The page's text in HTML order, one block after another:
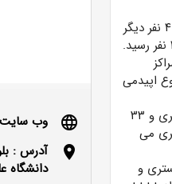
با فوت ۴ نفر دیگر
در مراکز
اپیدمی
به گفته وی در ۲۴ ساعت گذشته ۳۱ بیمار با علائم مشکوک به کرونا بستری و ۳۳
بستری می
تا کنون در استان ۹۶۹۹ نفر بستری و
language
وب سایت
location_on
آدرس :
دانشگاه